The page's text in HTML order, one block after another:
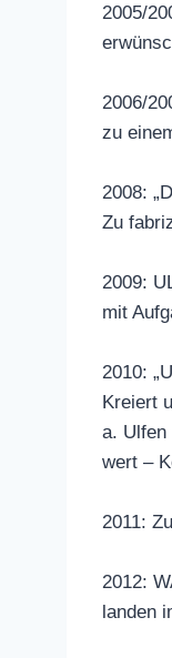
2005/
2006/
zu
2008:
Zu
2009:
mit
2010:
Kreiert
a. Ulfen
wert –
2011:
2012:
landen